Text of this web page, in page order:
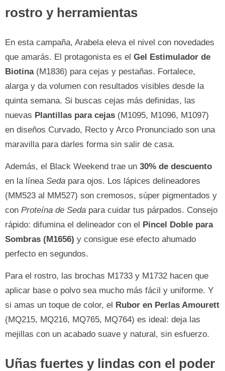
rostro y herramientas
En esta campaña, Arabela eleva el nivel con novedades
que amarás. El protagonista es el Gel Estimulador de
Biotina(M1836) para cejas y pestañas. Fortalece,
alarga y da volumen con resultados visibles desde la
quinta semana. Si buscas cejas más definidas, las
nuevas Plantillas para cejas (M1095, M1096, M1097)
en diseños Curvado, Recto y Arco Pronunciado son una
maravilla para darles forma sin salir de casa.
Además, el Black Weekend trae un 30% de descuento
en la línea Seda para ojos. Los lápices delineadores
(MM523 al MM527) son cremosos, súper pigmentados y
con Proteína de Seda para cuidar tus párpados. Consejo
rápido: difumina el delineador con el Pincel Doble para
Sombras (M1656) y consigue ese efecto ahumado
perfecto en segundos.
Para el rostro, las brochas M1733 y M1732 hacen que
aplicar base o polvo sea mucho más fácil y uniforme. Y
si amas un toque de color, el Rubor en Perlas Amourett
(MQ215, MQ216, MQ765, MQ764) es ideal: deja las
mejillas con un acabado suave y natural, sin esfuerzo.
Uñas fuertes y lindas con el poder